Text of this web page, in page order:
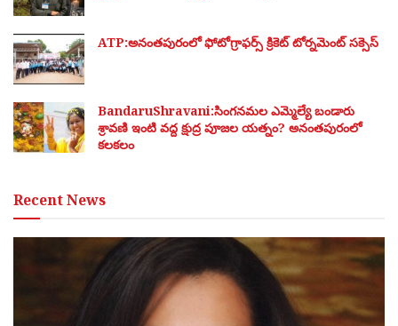
ATP:అనంతపురంలో ఫోటోగ్రాఫర్స్ క్రికెట్ టోర్నమెంట్ సక్సెస్
BandaruShravani:సింగనమల ఎమ్మెల్యే బండారు
శ్రావణి ఇంటి వద్ద క్షుద్ర పూజల యత్నం? అనంతపురంలో
కలకలం
Recent News